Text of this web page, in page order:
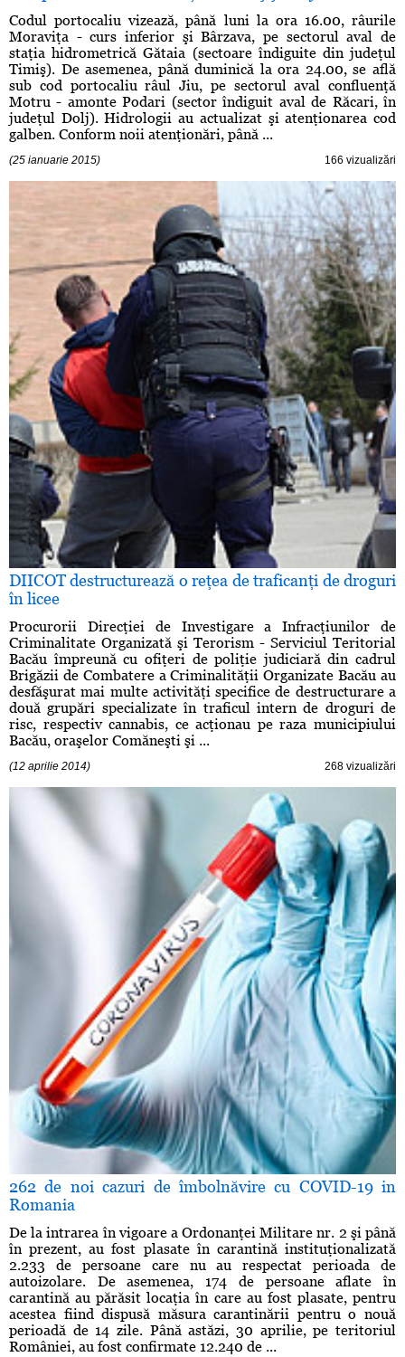
Codul portocaliu vizează, până luni la ora 16.00, râurile
Moraviţa - curs inferior şi Bârzava, pe sectorul aval de
staţia hidrometrică Gătaia (sectoare îndiguite din judeţul
Timiş). De asemenea, până duminică la ora 24.00, se află
sub cod portocaliu râul Jiu, pe sectorul aval confluenţă
Motru - amonte Podari (sector îndiguit aval de Răcari, în
judeţul Dolj). Hidrologii au actualizat şi atenţionarea cod
galben. Conform noii atenţionări, până ...
(25 ianuarie 2015) 166 vizualizări
DIICOT destructurează o reţea de traficanţi de droguri
în licee
Procurorii Direcţiei de Investigare a Infracţiunilor de
Criminalitate Organizată şi Terorism - Serviciul Teritorial
Bacău împreună cu ofiţeri de poliţie judiciară din cadrul
Brigăzii de Combatere a Criminalităţii Organizate Bacău au
desfăşurat mai multe activităţi specifice de destructurare a
două grupări specializate în traficul intern de droguri de
risc, respectiv cannabis, ce acţionau pe raza municipiului
Bacău, oraşelor Comăneşti şi ...
(12 aprilie 2014) 268 vizualizări
262 de noi cazuri de îmbolnăvire cu COVID-19 in
Romania
De la intrarea în vigoare a Ordonanţei Militare nr. 2 şi până
în prezent, au fost plasate în carantină instituţionalizată
2.233 de persoane care nu au respectat perioada de
autoizolare. De asemenea, 174 de persoane aflate în
carantină au părăsit locaţia în care au fost plasate, pentru
acestea fiind dispusă măsura carantinării pentru o nouă
perioadă de 14 zile. Până astăzi, 30 aprilie, pe teritoriul
României, au fost confirmate 12.240 de ...